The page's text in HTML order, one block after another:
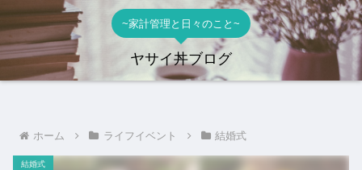
~家計管理と日々のこと~
ヤサイ丼ブログ
ホーム ライフイベント 結婚式
結婚式